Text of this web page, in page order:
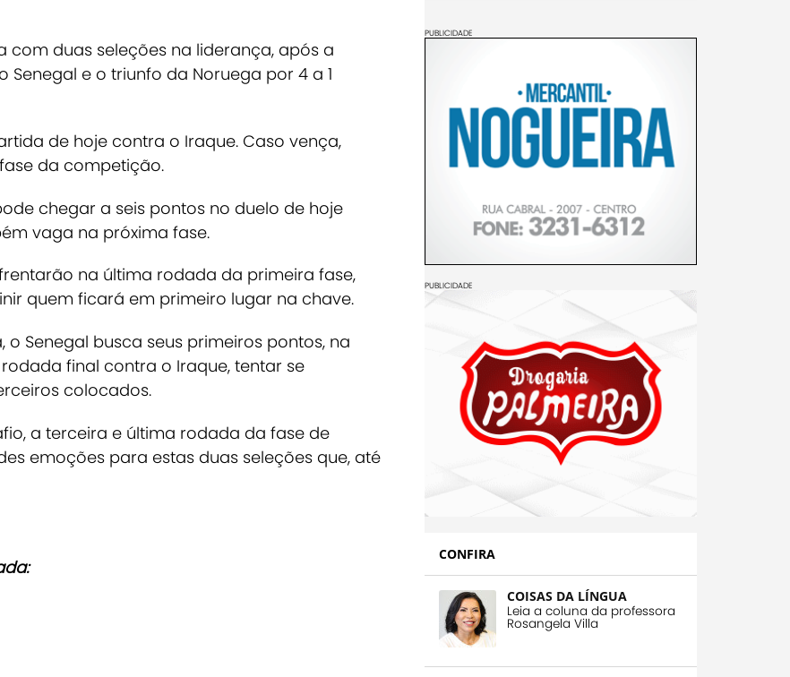
com duas seleções na liderança, após a
Senegal e o triunfo da Noruega por 4 a 1
de hoje contra o Iraque. Caso vença,
da competição.
chegar a seis pontos no duelo de hoje
vaga na próxima fase.
na última rodada da primeira fase,
quem ficará em primeiro lugar na chave.
Senegal busca seus primeiros pontos, na
final contra o Iraque, tentar se
colocados.
a terceira e última rodada da fase de
emoções para estas duas seleções que, até
PUBLICIDADE
PUBLICIDADE
CONFIRA
COISAS DA LÍNGUA
Leia a coluna da professora
Rosangela Villa